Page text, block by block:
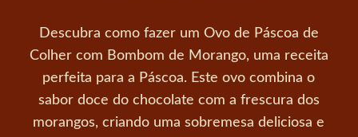
Descubra como fazer um Ovo de Páscoa de
Colher com Bombom de Morango, uma receita
perfeita para a Páscoa. Este ovo combina o
sabor doce do chocolate com a frescura dos
morangos, criando uma sobremesa deliciosa e